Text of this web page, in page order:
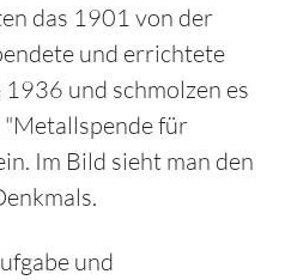
das 1901 von der
und errichtete
und schmolzen es
für
Im Bild sieht man den
und